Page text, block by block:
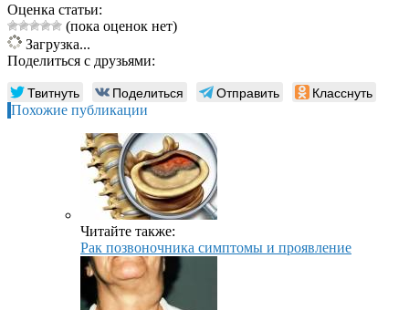
Оценка статьи:
(пока оценок нет)
Загрузка...
Поделиться с друзьями:
Твитнуть Поделиться Отправить Класснуть
Похожие публикации
Читайте также:
Рак позвоночника симптомы и проявление